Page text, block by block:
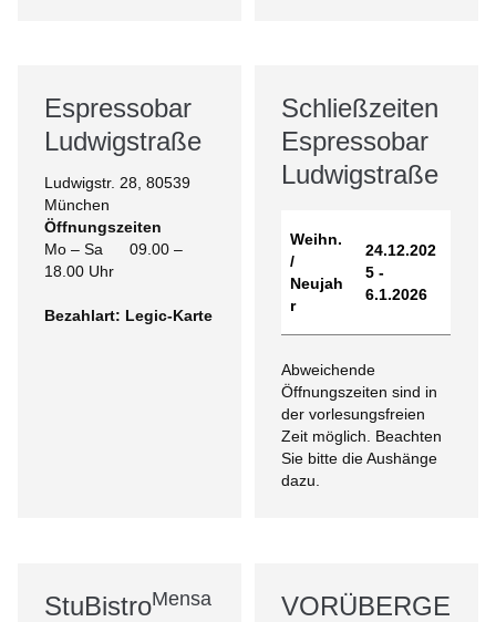
Espressobar
Ludwigstraße
Ludwigstr. 28, 80539
München
Öffnungszeiten
Mo – Sa 09.00 –
18.00 Uhr
Bezahlart: Legic-Karte
Schließzeiten
Espressobar
Ludwigstraße
Weihn.
/
Neujah
r
24.12.202
5 -
6.1.2026
Abweichende
Öffnungszeiten sind in
der vorlesungsfreien
Zeit möglich. Beachten
Sie bitte die Aushänge
dazu.
StuBistroMensa
VORÜBERGE